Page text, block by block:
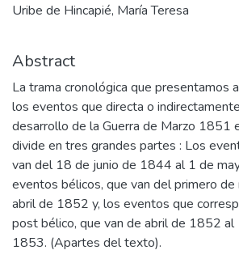
Uribe de Hincapié, María Teresa
Abstract
La trama cronológica que presentamos
los eventos que directa o
desarrollo de la Guerra de Marzo 1851
divide en tres grandes partes : Los
van del 18 de junio de 1844 al 1 de
eventos bélicos, que van del primero
abril de 1852 y, los eventos que
post bélico, que van de abril de 1852 al
1853. (Apartes del texto).